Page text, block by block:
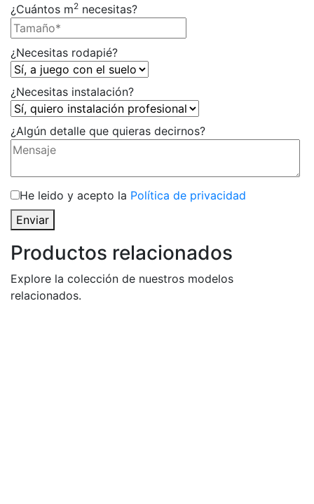
¿Cuántos m2 necesitas?
¿Necesitas rodapié?
¿Necesitas instalación?
¿Algún detalle que quieras decirnos?
He leido y acepto la Política de privacidad
Enviar
Productos relacionados
Explore la colección de nuestros modelos
relacionados.